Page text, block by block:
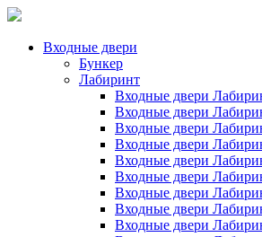
Входные двери
Бункер
Лабиринт
Входные двери
Входные двери
Входные двери
Входные двери
Входные двери
Входные двери
Входные двери
Входные двери
Входные двери